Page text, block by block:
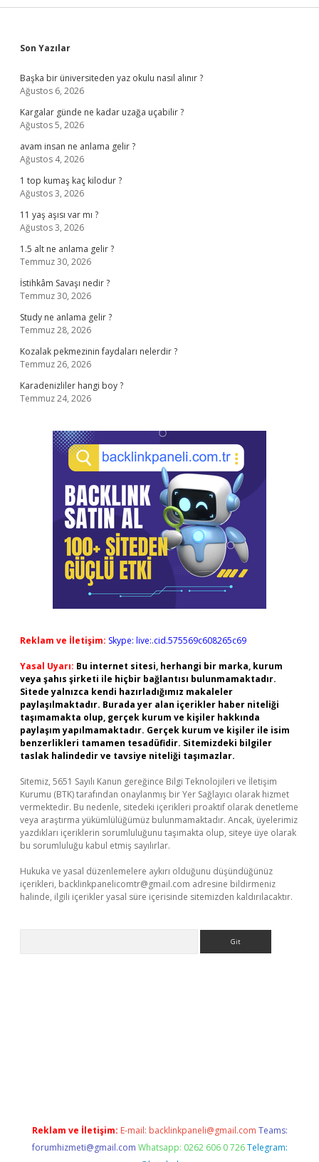
Sidebar
Son Yazılar
Başka bir üniversiteden yaz okulu nasıl alınır ?
Ağustos 6, 2026
Kargalar günde ne kadar uzağa uçabilir ?
Ağustos 5, 2026
avam insan ne anlama gelir ?
Ağustos 4, 2026
1 top kumaş kaç kilodur ?
Ağustos 3, 2026
11 yaş aşısı var mı ?
Ağustos 3, 2026
1.5 alt ne anlama gelir ?
Temmuz 30, 2026
İstihkâm Savaşı nedir ?
Temmuz 30, 2026
Study ne anlama gelir ?
Temmuz 28, 2026
Kozalak pekmezinin faydaları nelerdir ?
Temmuz 26, 2026
Karadenizliler hangi boy ?
Temmuz 24, 2026
Reklam ve İletişim: Skype: live:.cid.575569c608265c69
Yasal Uyarı: Bu internet sitesi, herhangi bir marka, kurum
veya şahıs şirketi ile hiçbir bağlantısı bulunmamaktadır.
Sitede yalnızca kendi hazırladığımız makaleler
paylaşılmaktadır. Burada yer alan içerikler haber niteliği
taşımamakta olup, gerçek kurum ve kişiler hakkında
paylaşım yapılmamaktadır. Gerçek kurum ve kişiler ile isim
benzerlikleri tamamen tesadüfidir. Sitemizdeki bilgiler
taslak halindedir ve tavsiye niteliği taşımazlar.
Sitemiz, 5651 Sayılı Kanun gereğince Bilgi Teknolojileri ve İletişim
Kurumu (BTK) tarafından onaylanmış bir Yer Sağlayıcı olarak hizmet
vermektedir. Bu nedenle, sitedeki içerikleri proaktif olarak denetleme
veya araştırma yükümlülüğümüz bulunmamaktadır. Ancak, üyelerimiz
yazdıkları içeriklerin sorumluluğunu taşımakta olup, siteye üye olarak
bu sorumluluğu kabul etmiş sayılırlar.
Hukuka ve yasal düzenlemelere aykırı olduğunu düşündüğünüz
içerikleri, backlinkpanelicomtr@gmail.com adresine bildirmeniz
halinde, ilgili içerikler yasal süre içerisinde sitemizden kaldırılacaktır.
Reklam ve İletişim: E-mail: backlinkpaneli@gmail.com Teams:
forumhizmeti@gmail.com Whatsapp: 0262 606 0 726 Telegram: